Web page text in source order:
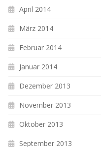
April 2014
März 2014
Februar 2014
Januar 2014
Dezember 2013
November 2013
Oktober 2013
September 2013